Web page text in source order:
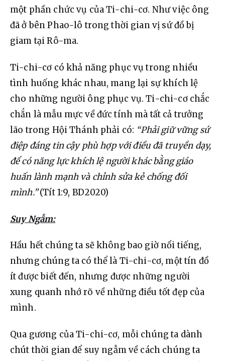
một phần chức vụ của Ti-chi-cơ. Như việc ông
đã ở bên Phao-lô trong thời gian vị sứ đồ bị
giam tại Rô-ma.
Ti-chi-cơ có khả năng phục vụ trong nhiều
tình huống khác nhau, mang lại sự khích lệ
cho những người ông phục vụ. Ti-chi-cơ chắc
chắn là mẫu mực về đức tính mà tất cả trưởng
lão trong Hội Thánh phải có: “Phải giữ vững sứ
điệp đáng tin cậy phù hợp với điều đã truyền dạy,
để có năng lực khích lệ người khác bằng giáo
huấn lành mạnh và chỉnh sửa kẻ chống đối
mình.” (Tít 1:9, BD2020)
Suy Ngẫm:
Hầu hết chúng ta sẽ không bao giờ nổi tiếng,
nhưng chúng ta có thể là Ti-chi-cơ, một tín đồ
ít được biết đến, nhưng được những người
xung quanh nhớ rõ về những điều tốt đẹp của
mình.
Qua gương của Ti-chi-cơ, mỗi chúng ta dành
chút thời gian để suy ngẫm về cách chúng ta